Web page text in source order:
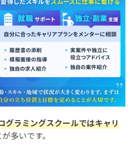
ラミングスクールではキャリ
多いです。